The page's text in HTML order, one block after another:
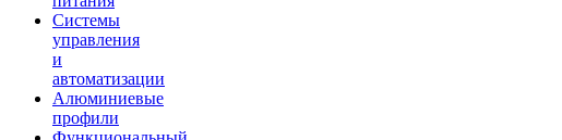
Системы
управления
и
автоматизации
Алюминиевые
профили